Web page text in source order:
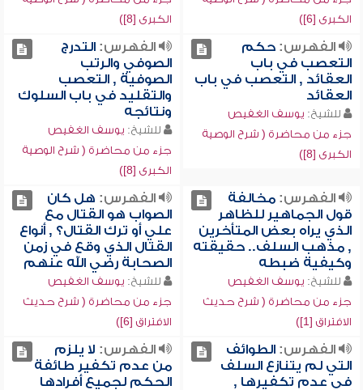
الكبرى [6])
الكبرى [8])
الفهرس:حكم
التعصب في باب
العقائد , التعصب في باب
العقائد
للشيخ: يوسف الغفيص
جزء من محاضرة ( شرح الوصية
الكبرى [8])
الفهرس:التدرج
الصوفي والرتب
الصوفية , التعصب
والتقليد في باب السلوك
ونتائجه
للشيخ: يوسف الغفيص
جزء من محاضرة ( شرح الوصية
الكبرى [8])
الفهرس:مخالفة
قول الجماهير للظاهر
الذي يراه بعض المتأخرين
, مذهب السلف.. حقيقته
وكيفية ضبطه
للشيخ: يوسف الغفيص
جزء من محاضرة ( شرح حديث
الافتراق [1])
الفهرس: هل كان
الصواب هو القتال مع
علي أو ترك القتال؟ , أنواع
القتال الذي وقع في زمن
الصحابة رضي الله عنهم
للشيخ: يوسف الغفيص
جزء من محاضرة ( شرح حديث
الافتراق [6])
الفهرس:الطوائف
التي لم يتنازع السلف
في عدم تكفيرها ,
الفهرس: لا يلزم
من عدم تكفير طائفة
الحكم لجميع أفرادها